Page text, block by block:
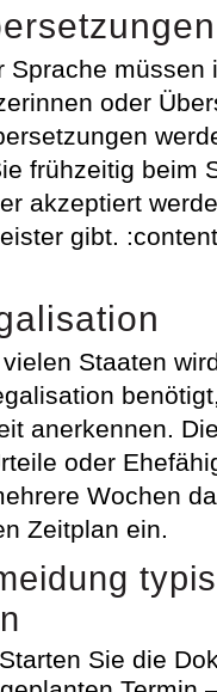
Sprache müssen
oder
frühzeitig beim
akzeptiert
gibt.
Staaten
anerkennen.
oder
Wochen
Zeitplan ein.
Starten Sie die